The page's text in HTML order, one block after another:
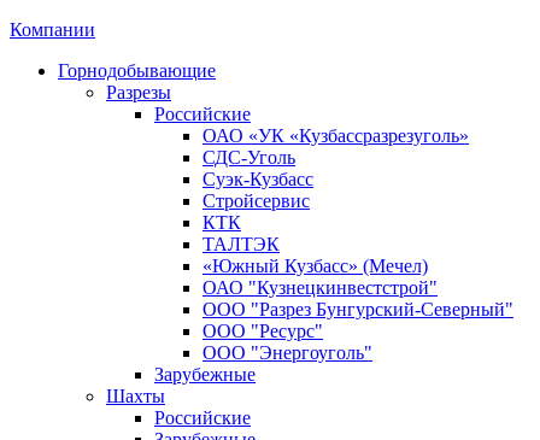
Компании
Горнодобывающие
Разрезы
Российские
ОАО «УК «Кузбассразрезуголь»
СДС-Уголь
Суэк-Кузбасс
Стройсервис
КТК
ТАЛТЭК
«Южный Кузбасс» (Мечел)
ОАО "Кузнецкинвестстрой"
ООО "Разрез Бунгурский-Северный"
ООО "Ресурс"
ООО "Энергоуголь"
Зарубежные
Шахты
Российские